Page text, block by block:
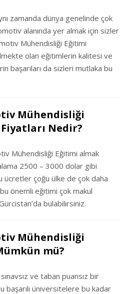
zamanda dünya genelinde çok
alanında yer almak için sizler
Mühendisliği Eğitimi
olan eğitimlerin kalitesi ve
başarıları da sizleri mutlaka bu
Mühendisliği
Nedir?
Mühendisliği Eğitimi almak
2500 – 3000 dolar gibi
çoğu ülke de çok daha
önemli eğitimi çok makul
bulabilirsiniz.
Mühendisliği
mü?
ve taban puansız bir
başarılı üniversitelere bu kadar